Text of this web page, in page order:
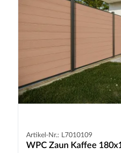
Artikel-Nr.: L7010109
WPC Zaun Kaffee